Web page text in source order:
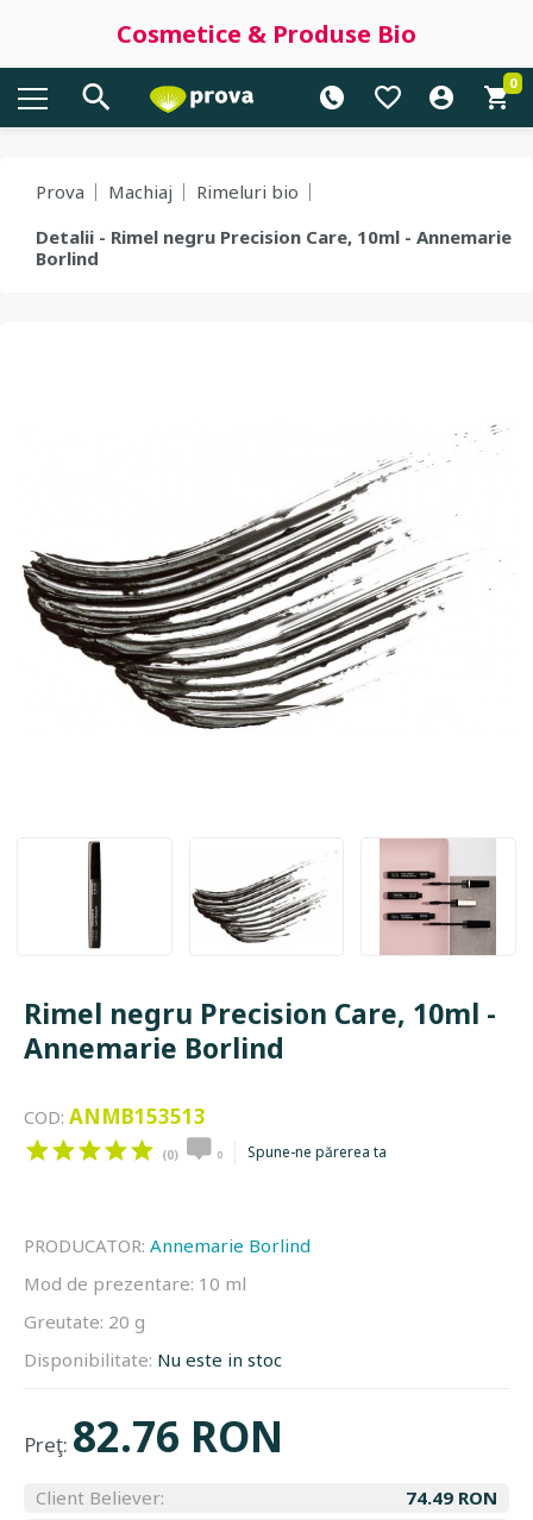
Cosmetice & Produse Bio
0
Prova Machiaj
Rimeluri bio
Detalii - Rimel negru Precision Care, 10ml - Annemarie
Borlind
Rimel negru Precision Care, 10ml -
Annemarie Borlind
COD: ANMB153513
(0) 0 Spune-ne părerea ta
PRODUCATOR: Annemarie Borlind
Mod de prezentare: 10 ml
Greutate: 20 g
Disponibilitate: Nu este in stoc
Preţ: 82.76 RON
Client Believer:
74.49 RON